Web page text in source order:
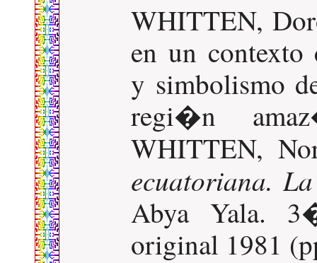
WHITTEN,
en un
y simbolismo
regi�n
WHITTEN,
ecuatoriana.
Abya Yala.
original 1981